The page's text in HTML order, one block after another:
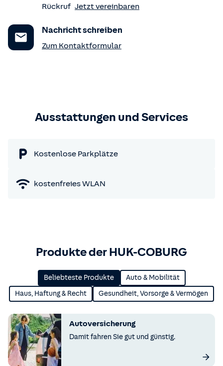
Rückruf Jetzt vereinbaren
Nachricht schreiben
Zum Kontaktformular
Ausstattungen und Services
Kostenlose Parkplätze
kostenfreies WLAN
Produkte der HUK-COBURG
Beliebteste Produkte Auto & Mobilität
Haus, Haftung & Recht Gesundheit, Vorsorge & Vermögen
Autoversicherung
Damit fahren Sie gut und günstig.